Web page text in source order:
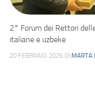
2° Forum dei Rettori
italiane e uzbeke
20 FEBBRAIO 2026 DI MARTA